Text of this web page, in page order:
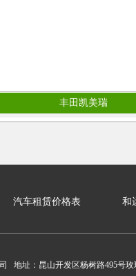
丰田凯美瑞
汽车租赁价格表 和
地址：昆山开发区杨树路495号玫